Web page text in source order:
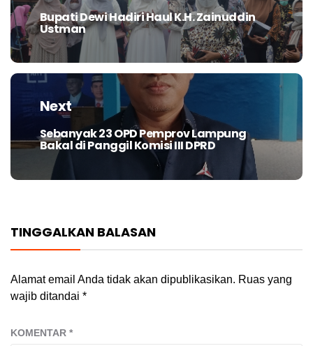
Previous
post:
Bupati Dewi Hadiri Haul K.H. Zainuddin
Ustman
Next
Next
post:
Sebanyak 23 OPD Pemprov Lampung
Bakal di Panggil Komisi III DPRD
TINGGALKAN BALASAN
Alamat email Anda tidak akan dipublikasikan. Ruas yang
wajib ditandai *
KOMENTAR *